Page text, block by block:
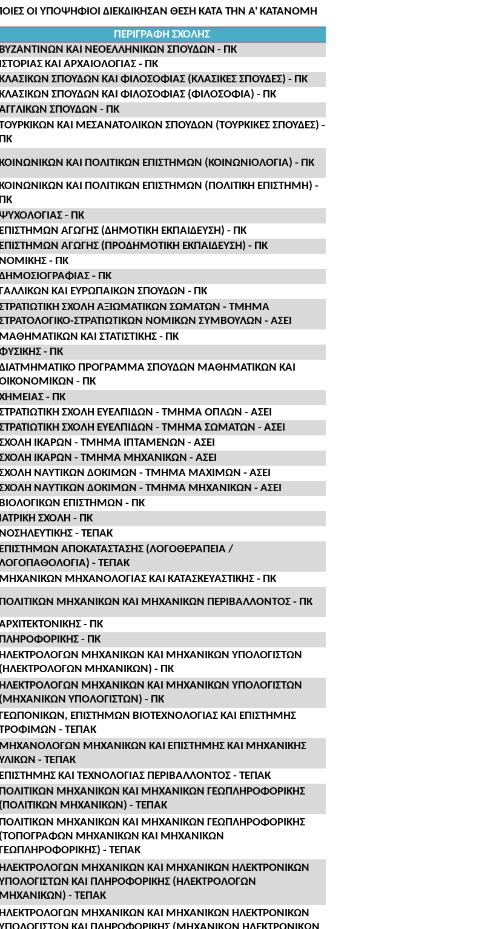
ΟΙ ΥΠΟΨΗΦΙΟΙ ΔΙΕΚΔΙΚΗΣΑΝ ΘΕΣΗ ΚΑΤΑ ΤΗΝ Α' ΚΑΤΑΝΟΜΗ
ΠΕΡΙΓΡΑΦΗ ΣΧΟΛΗΣ
ΒΥΖΑΝΤΙΝΩΝ ΚΑΙ ΝΕΟΕΛΛΗΝΙΚΩΝ ΣΠΟΥΔΩΝ - ΠΚ
ΙΣΤΟΡΙΑΣ ΚΑΙ ΑΡΧΑΙΟΛΟΓΙΑΣ - ΠΚ
ΚΛΑΣΙΚΩΝ ΣΠΟΥΔΩΝ ΚΑΙ ΦΙΛΟΣΟΦΙΑΣ (ΚΛΑΣΙΚΕΣ ΣΠΟΥΔΕΣ) - ΠΚ
ΚΛΑΣΙΚΩΝ ΣΠΟΥΔΩΝ ΚΑΙ ΦΙΛΟΣΟΦΙΑΣ (ΦΙΛΟΣΟΦΙΑ) - ΠΚ
ΣΠΟΥΔΩΝ - ΠΚ
ΚΑΙ ΜΕΣΑΝΑΤΟΛΙΚΩΝ ΣΠΟΥΔΩΝ (ΤΟΥΡΚΙΚΕΣ ΣΠΟΥΔΕΣ) -
ΠΚ
ΚΟΙΝΩΝΙΚΩΝ ΚΑΙ ΠΟΛΙΤΙΚΩΝ ΕΠΙΣΤΗΜΩΝ (ΚΟΙΝΩΝΙΟΛΟΓΙΑ) - ΠΚ
ΚΟΙΝΩΝΙΚΩΝ ΚΑΙ ΠΟΛΙΤΙΚΩΝ ΕΠΙΣΤΗΜΩΝ (ΠΟΛΙΤΙΚΗ ΕΠΙΣΤΗΜΗ) -
ΠΚ
- ΠΚ
ΕΠΙΣΤΗΜΩΝ ΑΓΩΓΗΣ (ΔΗΜΟΤΙΚΗ ΕΚΠΑΙΔΕΥΣΗ) - ΠΚ
ΕΠΙΣΤΗΜΩΝ ΑΓΩΓΗΣ (ΠΡΟΔΗΜΟΤΙΚΗ ΕΚΠΑΙΔΕΥΣΗ) - ΠΚ
ΝΟΜΙΚΗΣ - ΠΚ
- ΠΚ
ΓΑΛΛΙΚΩΝ ΚΑΙ ΕΥΡΩΠΑΙΚΩΝ ΣΠΟΥΔΩΝ - ΠΚ
ΣΧΟΛΗ ΑΞΙΩΜΑΤΙΚΩΝ ΣΩΜΑΤΩΝ - ΤΜΗΜΑ
ΣΤΡΑΤΙΩΤΙΚΩΝ ΝΟΜΙΚΩΝ ΣΥΜΒΟΥΛΩΝ - ΑΣΕΙ
ΜΑΘΗΜΑΤΙΚΩΝ ΚΑΙ ΣΤΑΤΙΣΤΙΚΗΣ - ΠΚ
- ΠΚ
ΠΡΟΓΡΑΜΜΑ ΣΠΟΥΔΩΝ ΜΑΘΗΜΑΤΙΚΩΝ ΚΑΙ
- ΠΚ
- ΠΚ
ΣΧΟΛΗ ΕΥΕΛΠΙΔΩΝ - ΤΜΗΜΑ ΟΠΛΩΝ - ΑΣΕΙ
ΣΧΟΛΗ ΕΥΕΛΠΙΔΩΝ - ΤΜΗΜΑ ΣΩΜΑΤΩΝ - ΑΣΕΙ
ΙΚΑΡΩΝ - ΤΜΗΜΑ ΙΠΤΑΜΕΝΩΝ - ΑΣΕΙ
ΙΚΑΡΩΝ - ΤΜΗΜΑ ΜΗΧΑΝΙΚΩΝ - ΑΣΕΙ
ΝΑΥΤΙΚΩΝ ΔΟΚΙΜΩΝ - ΤΜΗΜΑ ΜΑΧΙΜΩΝ - ΑΣΕΙ
ΝΑΥΤΙΚΩΝ ΔΟΚΙΜΩΝ - ΤΜΗΜΑ ΜΗΧΑΝΙΚΩΝ - ΑΣΕΙ
ΒΙΟΛΟΓΙΚΩΝ ΕΠΙΣΤΗΜΩΝ - ΠΚ
ΙΑΤΡΙΚΗ ΣΧΟΛΗ - ΠΚ
ΝΟΣΗΛΕΥΤΙΚΗΣ - ΤΕΠΑΚ
ΕΠΙΣΤΗΜΩΝ ΑΠΟΚΑΤΑΣΤΑΣΗΣ (ΛΟΓΟΘΕΡΑΠΕΙΑ /
- ΤΕΠΑΚ
ΜΗΧΑΝΙΚΩΝ ΜΗΧΑΝΟΛΟΓΙΑΣ ΚΑΙ ΚΑΤΑΣΚΕΥΑΣΤΙΚΗΣ - ΠΚ
ΠΟΛΙΤΙΚΩΝ ΜΗΧΑΝΙΚΩΝ ΚΑΙ ΜΗΧΑΝΙΚΩΝ ΠΕΡΙΒΑΛΛΟΝΤΟΣ - ΠΚ
- ΠΚ
ΠΛΗΡΟΦΟΡΙΚΗΣ - ΠΚ
ΗΛΕΚΤΡΟΛΟΓΩΝ ΜΗΧΑΝΙΚΩΝ ΚΑΙ ΜΗΧΑΝΙΚΩΝ ΥΠΟΛΟΓΙΣΤΩΝ
(ΗΛΕΚΤΡΟΛΟΓΩΝ ΜΗΧΑΝΙΚΩΝ) - ΠΚ
ΗΛΕΚΤΡΟΛΟΓΩΝ ΜΗΧΑΝΙΚΩΝ ΚΑΙ ΜΗΧΑΝΙΚΩΝ ΥΠΟΛΟΓΙΣΤΩΝ
(ΜΗΧΑΝΙΚΩΝ ΥΠΟΛΟΓΙΣΤΩΝ) - ΠΚ
ΓΕΩΠΟΝΙΚΩΝ, ΕΠΙΣΤΗΜΩΝ ΒΙΟΤΕΧΝΟΛΟΓΙΑΣ ΚΑΙ ΕΠΙΣΤΗΜΗΣ
- ΤΕΠΑΚ
ΜΗΧΑΝΟΛΟΓΩΝ ΜΗΧΑΝΙΚΩΝ ΚΑΙ ΕΠΙΣΤΗΜΗΣ ΚΑΙ ΜΗΧΑΝΙΚΗΣ
- ΤΕΠΑΚ
ΕΠΙΣΤΗΜΗΣ ΚΑΙ ΤΕΧΝΟΛΟΓΙΑΣ ΠΕΡΙΒΑΛΛΟΝΤΟΣ - ΤΕΠΑΚ
ΠΟΛΙΤΙΚΩΝ ΜΗΧΑΝΙΚΩΝ ΚΑΙ ΜΗΧΑΝΙΚΩΝ ΓΕΩΠΛΗΡΟΦΟΡΙΚΗΣ
(ΠΟΛΙΤΙΚΩΝ ΜΗΧΑΝΙΚΩΝ) - ΤΕΠΑΚ
ΠΟΛΙΤΙΚΩΝ ΜΗΧΑΝΙΚΩΝ ΚΑΙ ΜΗΧΑΝΙΚΩΝ ΓΕΩΠΛΗΡΟΦΟΡΙΚΗΣ
(ΤΟΠΟΓΡΑΦΩΝ ΜΗΧΑΝΙΚΩΝ ΚΑΙ ΜΗΧΑΝΙΚΩΝ
ΓΕΩΠΛΗΡΟΦΟΡΙΚΗΣ) - ΤΕΠΑΚ
ΗΛΕΚΤΡΟΛΟΓΩΝ ΜΗΧΑΝΙΚΩΝ ΚΑΙ ΜΗΧΑΝΙΚΩΝ ΗΛΕΚΤΡΟΝΙΚΩΝ
ΚΑΙ ΠΛΗΡΟΦΟΡΙΚΗΣ (ΗΛΕΚΤΡΟΛΟΓΩΝ
ΜΗΧΑΝΙΚΩΝ) - ΤΕΠΑΚ
ΗΛΕΚΤΡΟΛΟΓΩΝ ΜΗΧΑΝΙΚΩΝ ΚΑΙ ΜΗΧΑΝΙΚΩΝ ΗΛΕΚΤΡΟΝΙΚΩΝ